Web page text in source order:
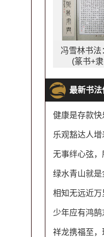
冯雪林书法
(篆书+
最新书法
相知无远近